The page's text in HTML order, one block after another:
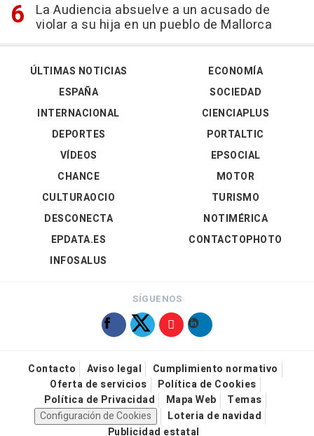
La Audiencia absuelve a un acusado de
violar a su hija en un pueblo de Mallorca
ÚLTIMAS NOTICIAS
ESPAÑA
INTERNACIONAL
DEPORTES
VÍDEOS
ECONOMÍA
SOCIEDAD
CIENCIAPLUS
PORTALTIC
EPSOCIAL
CHANCE
CULTURAOCIO
DESCONECTA
EPDATA.ES
INFOSALUS
MOTOR
TURISMO
NOTIMÉRICA
CONTACTOPHOTO
SÍGUENOS
Contacto Aviso legal
Cumplimiento normativo
Oferta de servicios
Política de Cookies
Política de Privacidad
Mapa Web
Temas
Configuración de Cookies
Loteria de navidad
Publicidad estatal